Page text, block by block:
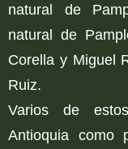
natural de
natural de
Corella y Miguel
Ruiz.
Varios de
Antioquia como